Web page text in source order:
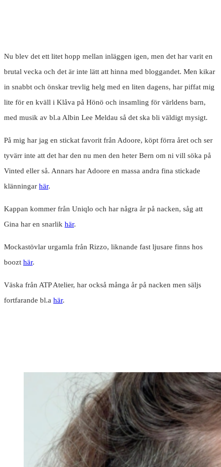
Nu blev det ett litet hopp mellan inläggen igen, men det har varit en
brutal vecka och det är inte lätt att hinna med bloggandet. Men kikar
in snabbt och önskar trevlig helg med en liten dagens, har piffat mig
lite för en kväll i Klåva på Hönö och insamling för världens barn,
med musik av bl.a Albin Lee Meldau så det ska bli väldigt mysigt.
På mig har jag en stickat favorit från Adoore, köpt förra året och ser
tyvärr inte att det har den nu men den heter Bern om ni vill söka på
Vinted eller så. Annars har Adoore en massa andra fina stickade
klänningar här.
Kappan kommer från Uniqlo och har några år på nacken, såg att
Gina har en snarlik här.
Mockastövlar urgamla från Rizzo, liknande fast ljusare finns hos
boozt här.
Väska från ATP Atelier, har också många år på nacken men säljs
fortfarande bl.a här.